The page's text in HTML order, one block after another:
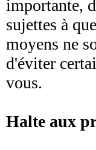
importante,
sujettes à
moyens ne
d'éviter
vous.
Halte aux